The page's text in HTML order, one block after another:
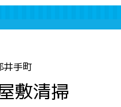
井手町
敷清掃